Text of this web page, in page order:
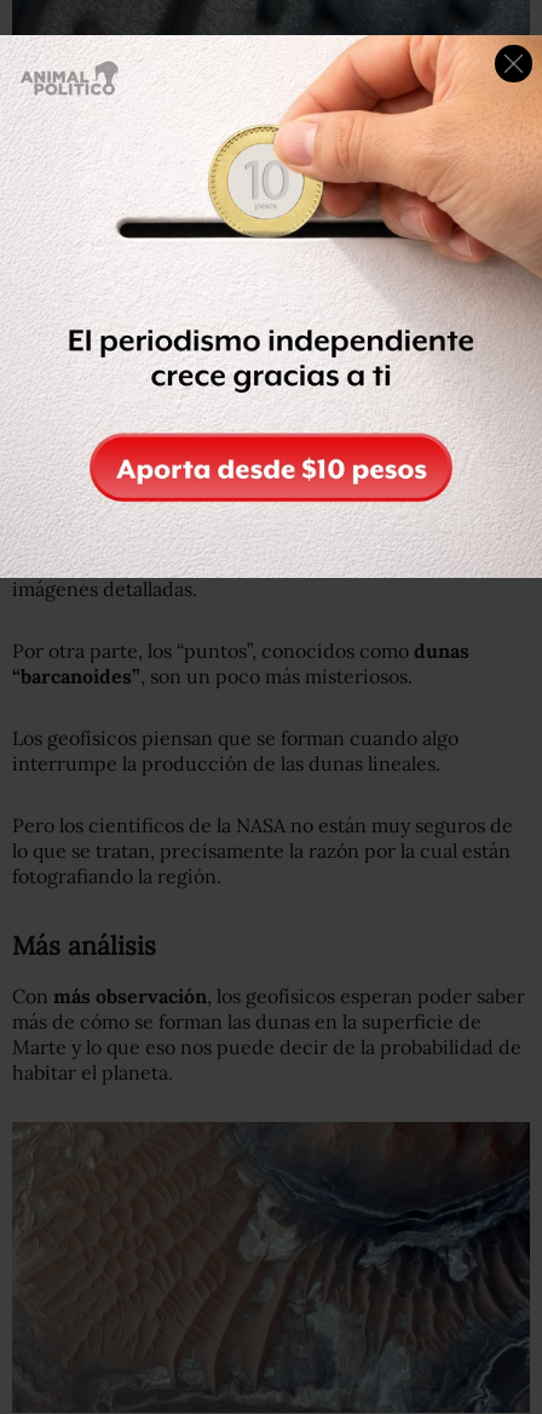
Imagen detallada de los puntos y líneas en la región cerca
del polo norte marciano.
Las imágenes han aclarado parte de la complejidad de los
patrones eólicos enMarte.
Las “líneas” largas están formadas por
vientos
bidireccionales, lo que significa que son vientos que
soplan a ángulos derechos contra la duna.
Con el tiempo, el viento que sopla de una u otra
dirección esparce el material como un embudo en forma
delargas y oscuras líneas
que se pueden observar en las
imágenes detalladas.
Por otra parte, los “puntos”, conocidos como dunas
“barcanoides” , son un poco más misteriosos.
Los geofísicos piensan que se forman cuando algo
interrumpe la producción de las dunas lineales.
Pero los científicos de la NASA no están muy seguros de
lo que se tratan, precisamente la razón por la cual están
fotografiando la región.
Más análisis
Con más observación , los geofísicos esperan poder saber
más de cómo se forman las dunas en la superficie de
Marte y lo que eso nos puede decir de la probabilidad de
habitar el planeta.